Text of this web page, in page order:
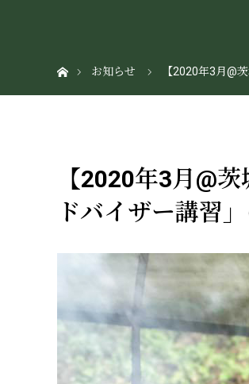
お知らせ
【2020年3月@
【2020年3月@
ドバイザー講習